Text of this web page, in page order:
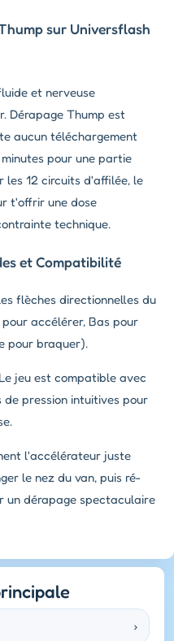
sur Universflash
et nerveuse
Dérapage Thump est
aucun téléchargement
pour une partie
les 12 circuits d'affilée, le
t'offrir une dose
technique.
et Compatibilité
flèches directionnelles du
accélérer, Bas pour
pour braquer).
Le jeu est compatible avec
pression intuitives pour
l'accélérateur juste
le nez du van, puis ré-
un dérapage spectaculaire
›